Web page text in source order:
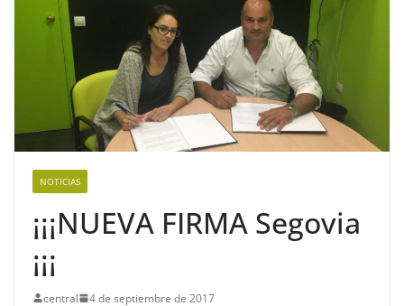
NOTICIAS
¡¡¡NUEVA FIRMA Segovia
¡¡¡
central 4 de septiembre de 2017